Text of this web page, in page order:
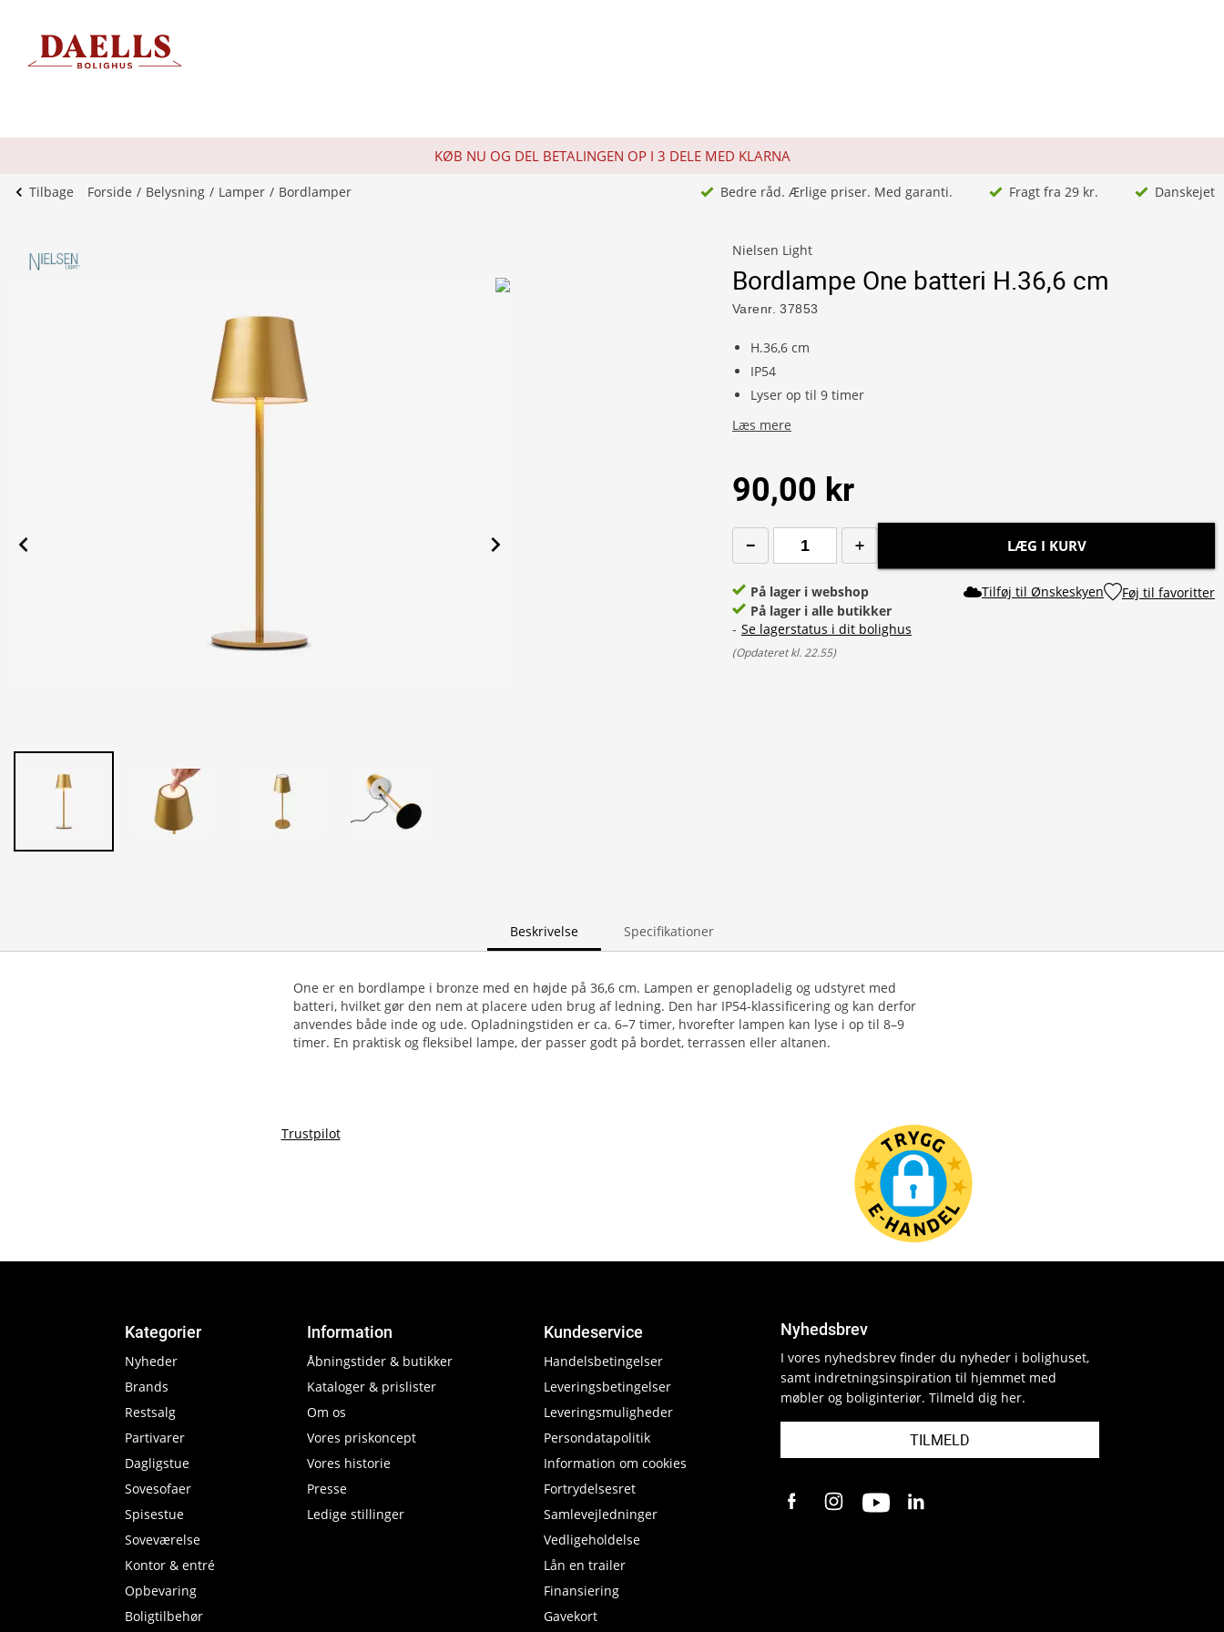
KØB NU OG DEL BETALINGEN OP I 3 DELE MED KLARNA
Tilbage Forside Belysning Lamper Bordlamper Bedre råd. Ærlige priser. Med garanti. Fragt fra 29 kr. Danskejet
Nielsen Light
Bordlampe One batteri H.36,6 cm
Varenr. 37853
H.36,6 cm
IP54
Lyser op til 9 timer
Læs mere
90,00 kr
LÆG I KURV
På lager i webshop
På lager i alle butikker
- Se lagerstatus i dit bolighus
(Opdateret kl. 22.55)
Tilføj til Ønskeskyen Føj til favoritter
Beskrivelse Specifikationer
One er en bordlampe i bronze med en højde på 36,6 cm. Lampen er genopladelig og udstyret med
batteri, hvilket gør den nem at placere uden brug af ledning. Den har IP54-klassificering og kan derfor
anvendes både inde og ude. Opladningstiden er ca. 6–7 timer, hvorefter lampen kan lyse i op til 8–9
timer. En praktisk og fleksibel lampe, der passer godt på bordet, terrassen eller altanen.
Trustpilot
Kategorier
Nyheder
Brands
Restsalg
Partivarer
Dagligstue
Sovesofaer
Spisestue
Soveværelse
Kontor & entré
Opbevaring
Boligtilbehør
Information
Åbningstider & butikker
Kataloger & prislister
Om os
Vores priskoncept
Vores historie
Presse
Ledige stillinger
Kundeservice
Handelsbetingelser
Leveringsbetingelser
Leveringsmuligheder
Persondatapolitik
Information om cookies
Fortrydelsesret
Samlevejledninger
Vedligeholdelse
Lån en trailer
Finansiering
Gavekort
Nyhedsbrev
I vores nyhedsbrev finder du nyheder i bolighuset,
samt indretningsinspiration til hjemmet med
møbler og boliginteriør. Tilmeld dig her.
TILMELD